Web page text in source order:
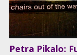
Petra Pikalo: